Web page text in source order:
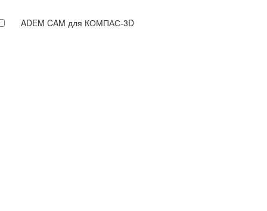
ADEM CAM для КОМПАС-3D